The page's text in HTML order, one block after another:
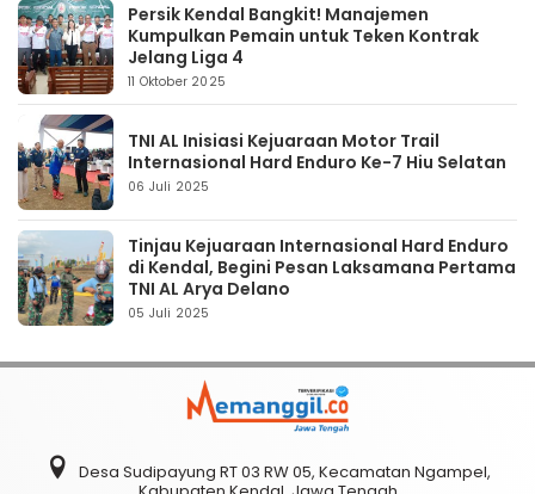
Persik Kendal Bangkit! Manajemen
Kumpulkan Pemain untuk Teken Kontrak
Jelang Liga 4
11 Oktober 2025
TNI AL Inisiasi Kejuaraan Motor Trail
Internasional Hard Enduro Ke-7 Hiu Selatan
06 Juli 2025
Tinjau Kejuaraan Internasional Hard Enduro
di Kendal, Begini Pesan Laksamana Pertama
TNI AL Arya Delano
05 Juli 2025
Desa Sudipayung RT 03 RW 05, Kecamatan Ngampel,